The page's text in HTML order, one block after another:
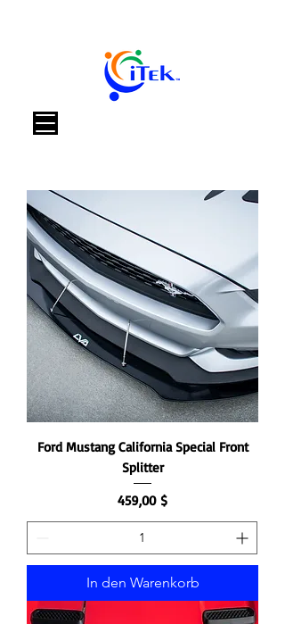
Ford Mustang California Special Front
Splitter
Preis
459,00 $
In den Warenkorb